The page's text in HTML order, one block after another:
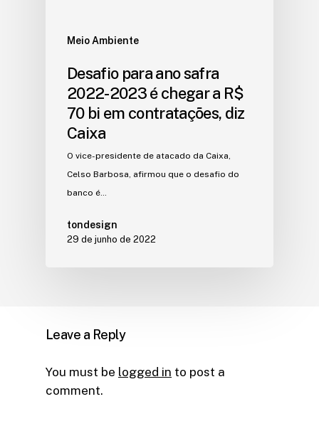
Meio Ambiente
Desafio para ano safra
2022-2023 é chegar a R$
70 bi em contratações, diz
Caixa
O vice-presidente de atacado da Caixa,
Celso Barbosa, afirmou que o desafio do
banco é…
tondesign
29 de junho de 2022
Leave a Reply
You must be logged in to post a
comment.